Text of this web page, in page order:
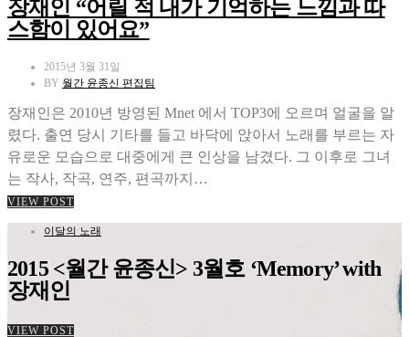
장재인 “어릴 적 내가 기억하는 느낌과 따
스함이 있어요”
2015년 3월 31일
BY 월간 윤종신 편집팀
장재인은 2010년 방영된 Mnet 에서 TOP3에 오르며 얼굴을 알
렸다. 출연 당시 기타를 들고 바닥에 앉아서 노래를 부르는 자
유로운 모습으로 대중에게 큰 인상을 남겼다. 그 이후로 그녀
는 작사, 작곡, 연주, 편곡까지…
VIEW POST
이달의 노래
2015 <월간 윤종신> 3월호 ‘Memory’ with
장재인
VIEW POST